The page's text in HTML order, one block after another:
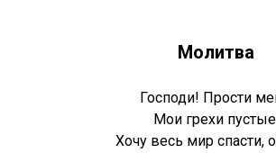
Молитва
Господи! Прости
Мои грехи
Хочу весь мир спасти,